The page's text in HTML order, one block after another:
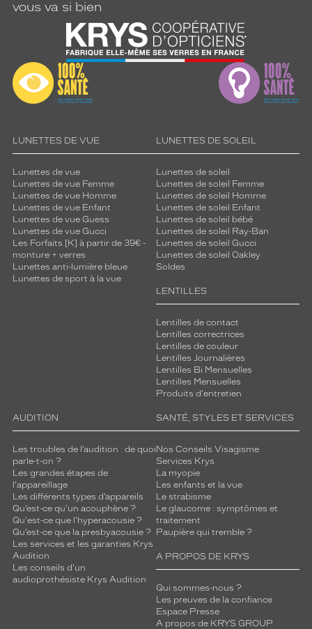
vous va si bien
LUNETTES DE VUE
Lunettes de vue
Lunettes de vue Femme
Lunettes de vue Homme
Lunettes de vue Enfant
Lunettes de vue Guess
Lunettes de vue Gucci
Les Forfaits [K] à partir de 39€ -
monture + verres
Lunettes anti-lumière bleue
Lunettes de sport à la vue
LUNETTES DE SOLEIL
Lunettes de soleil
Lunettes de soleil Femme
Lunettes de soleil Homme
Lunettes de soleil Enfant
Lunettes de soleil bébé
Lunettes de soleil Ray-Ban
Lunettes de soleil Gucci
Lunettes de soleil Oakley
Soldes
LENTILLES
Lentilles de contact
Lentilles correctrices
Lentilles de couleur
Lentilles Journalières
Lentilles Bi Mensuelles
Lentilles Mensuelles
Produits d'entretien
AUDITION
Les troubles de l’audition : de quoi
parle-t-on ?
Les grandes étapes de
l'appareillage
Les différents types d’appareils
Qu’est-ce qu'un acouphène ?
Qu'est-ce que l'hyperacousie ?
Qu’est-ce que la presbyacousie ?
Les services et les garanties Krys
Audition
Les conseils d'un
audioprothésiste Krys Audition
SANTÉ, STYLES ET SERVICES
Nos Conseils Visagisme
Services Krys
La myopie
Les enfants et la vue
Le strabisme
Le glaucome : symptômes et
traitement
Paupière qui tremble ?
A PROPOS DE KRYS
Qui sommes-nous ?
Les preuves de la confiance
Espace Presse
A propos de KRYS GROUP